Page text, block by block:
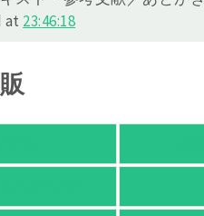
at 23:46:18